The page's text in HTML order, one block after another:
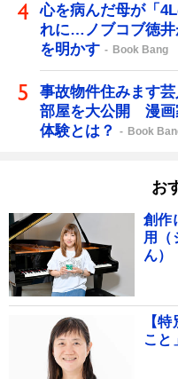
心を病んだ母が「
れに…ノブコブ徳井
を明かす
Book Bang
事故物件住みます
部屋を大公開 漫画
体験とは？
Book
お
創作
用
ん）
【
こ